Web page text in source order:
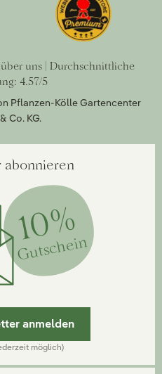
uns | Durchschnittliche
4.57/5
Pflanzen-Kölle Gartencenter
Co. KG.
abonnieren
10%
Gutschein
anmelden
möglich)